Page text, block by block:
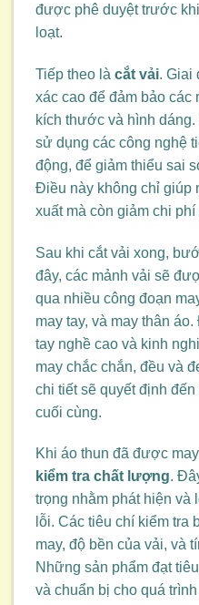
được phê duyệt trước
loạt.
Tiếp theo là cắt vải. Giai
xác cao để đảm bảo
kích thước và hình
sử dụng các công nghệ
động, để giảm thiểu sai
Điều này không chỉ giúp
xuất mà còn giảm chi
Sau khi cắt vải xong,
đây, các mảnh vải sẽ
qua nhiều công đoạn
may tay, và may thân
tay nghề cao và kinh
may chắc chắn, đều và
chi tiết sẽ quyết định
cuối cùng.
Khi áo thun đã được
kiểm tra chất lượng.
trọng nhằm phát hiện và
lỗi. Các tiêu chí kiểm
may, độ bền của vải, và
Những sản phẩm đạt
và chuẩn bị cho quá